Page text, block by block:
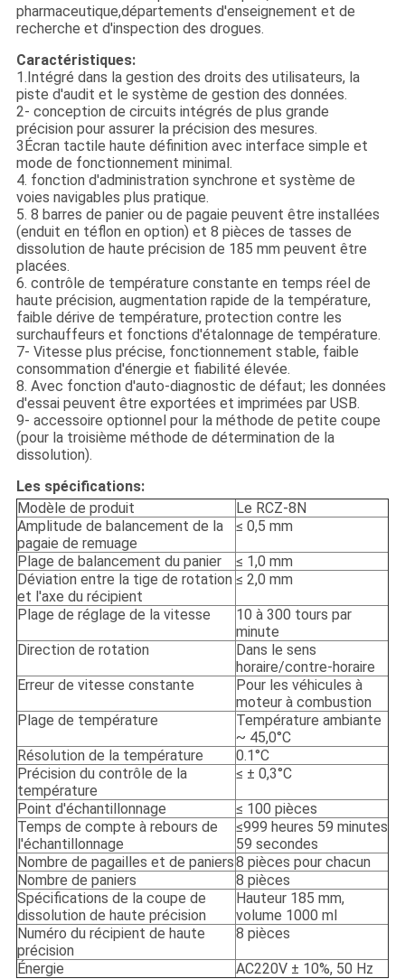
pharmaceutique,départements d'enseignement et de
recherche et d'inspection des drogues.
Caractéristiques:
1. Intégré dans la gestion des droits des utilisateurs, la
piste d'audit et le système de gestion des données.
2- conception de circuits intégrés de plus grande
précision pour assurer la précision des mesures.
3Écran tactile haute définition avec interface simple et
mode de fonctionnement minimal.
4. fonction d'administration synchrone et système de
voies navigables plus pratique.
5. 8 barres de panier ou de pagaie peuvent être installées
(enduit en téflon en option) et 8 pièces de tasses de
dissolution de haute précision de 185 mm peuvent être
placées.
6. contrôle de température constante en temps réel de
haute précision, augmentation rapide de la température,
faible dérive de température, protection contre les
surchauffeurs et fonctions d'étalonnage de température.
7- Vitesse plus précise, fonctionnement stable, faible
consommation d'énergie et fiabilité élevée.
8. Avec fonction d'auto-diagnostic de défaut; les données
d'essai peuvent être exportées et imprimées par USB.
9- accessoire optionnel pour la méthode de petite coupe
(pour la troisième méthode de détermination de la
dissolution).
Les spécifications:
Modèle de produit
Le RCZ-8N
Amplitude de balancement de la
pagaie de remuage
≤ 0,5 mm
Plage de balancement du panier
≤ 1,0 mm
Déviation entre la tige de rotation
et l'axe du récipient
≤ 2,0 mm
Plage de réglage de la vitesse
10 à 300 tours par
minute
Direction de rotation
Dans le sens
horaire/contre-horaire
Erreur de vitesse constante
Pour les véhicules à
moteur à combustion
Plage de température
Température ambiante
~ 45,0°C
Résolution de la température
0.1°C
Précision du contrôle de la
température
≤ ± 0,3°C
Point d'échantillonnage
≤ 100 pièces
Temps de compte à rebours de
l'échantillonnage
≤999 heures 59 minutes
59 secondes
Nombre de pagailles et de paniers8 pièces pour chacun
Nombre de paniers
8 pièces
Spécifications de la coupe de
dissolution de haute précision
Hauteur 185 mm,
volume 1000 ml
Numéro du récipient de haute
précision
8 pièces
Énergie AC220V ± 10%, 50 Hz